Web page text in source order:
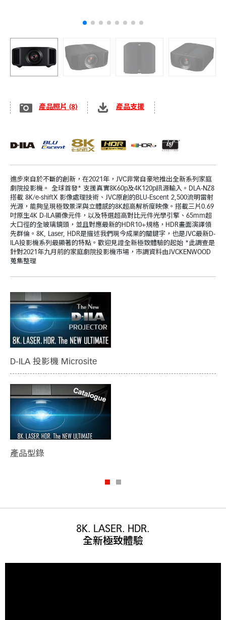
產品照片 (8) 產品支援
進步來自於不斷的創新，在2021年，JVC非常自豪地推出全新系列家庭
劇院投影機。 全球首發* 支援真實8K60p及4K120p訊源輸入。DLA-NZ8
搭載 8K/e-shiftX 影像處理技術、JVC原創的BLU-Escent 2,500流明雷射
光源，能夠呈現極致景深與立體感的8K超高解析度映像。搭載三片0.69
吋原生4K D-ILA顯像元件，以及特選超高對比元件光學引擎、65mm超
大口徑的全玻璃鏡頭，並且對應最新的HDR10+規格，HDR畫面演譯領
先群倫。8K, Laser, HDR是描述我們現今成果的關鍵字，也是JVC最新D-
ILA投影機系列最顯著的特點。歡迎見證全新極致體驗的起始 *此調查是
針對2021年九月前的家庭劇院投影機市場，市調資料由JVCKENWOOD
蒐集整理
D-ILA 投影機 Microsite
產品型錄
8K. LASER. HDR.
全新極致體驗